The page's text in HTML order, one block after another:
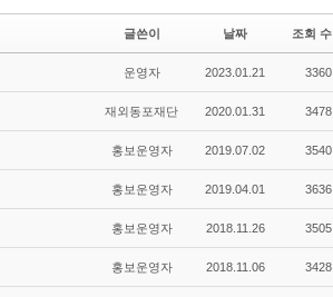
글쓴이 날짜 조회 수
운영자 2023.01.21 3360
재외동포재단 2020.01.31 3478
홍보운영자 2019.07.02 3540
홍보운영자 2019.04.01 3636
홍보운영자 2018.11.26 3505
홍보운영자 2018.11.06 3428